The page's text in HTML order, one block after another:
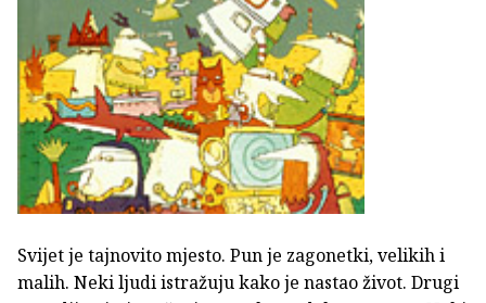
Svijet je tajnovito mjesto. Pun je zagonetki, velikih i
malih. Neki ljudi istražuju kako je nastao život. Drugi